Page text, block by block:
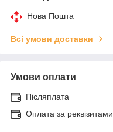
Нова Пошта
Всі умови доставки
Умови оплати
Післяплата
Оплата за реквізитами